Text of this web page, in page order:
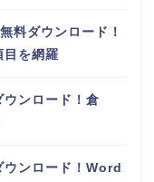
料ダウンロード！
目を網羅
ンロード！倉
ウンロード！Word